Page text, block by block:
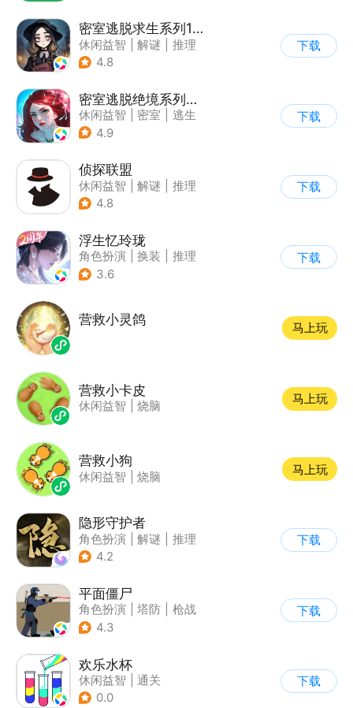
密室逃脱求生系列1极地冒险
休闲益智 解谜
推理
| 密室逃脱
4.8
下载
密室逃脱绝境系列4迷失森林
休闲益智 密室
逃生
| 密室逃脱
4.9
下载
侦探联盟
休闲益智 解谜
推理
| 侦探
4.8
下载
浮生忆玲珑
角色扮演 换装
推理
| 女性向
3.6
下载
营救小灵鸽
马上玩
营救小卡皮
休闲益智 烧脑
马上玩
营救小狗
休闲益智 烧脑
马上玩
隐形守护者
角色扮演 解谜
推理
| 端游移植
4.2
下载
平面僵尸
角色扮演 塔防
枪战
| 写实
4.3
下载
欢乐水杯
休闲益智
通关
0.0
下载